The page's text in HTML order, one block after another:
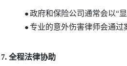
●政府和保险公司通常会以“
●专业的意外伤害律师会通过
7. 全程法律协助